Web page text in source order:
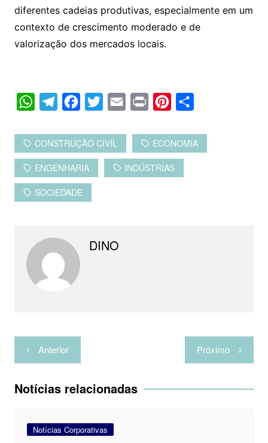
diferentes cadeias produtivas, especialmente em um
contexto de crescimento moderado e de
valorização dos mercados locais.
W
a
t
s
A
l
e
g
r
c
e
b
o
i
t
a
i
l
i
n
t
n
t
e
m
p
CONSTRUÇÃO CIVÍL ECONOMIA
ENGENHARIA INDÚSTRIAS
SOCIEDADE
DINO
Navegação
de
Post
Anterior Próximo
Notícias relacionadas
Notícias Corporativas